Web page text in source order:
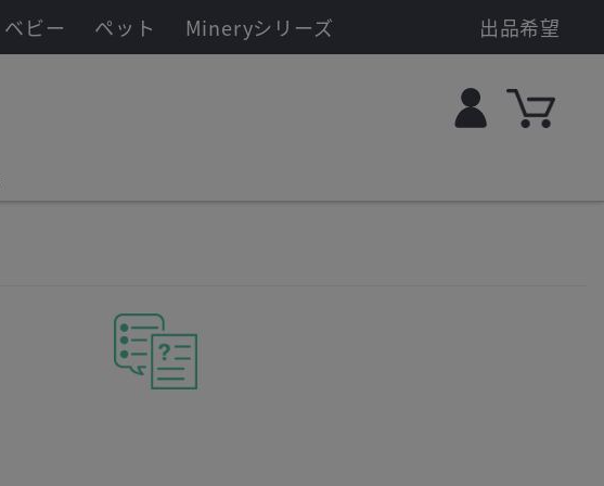
ベビー ペット Mineryシリーズ 出品希望